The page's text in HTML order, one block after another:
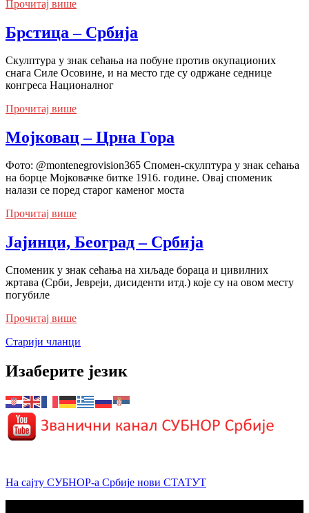
Прочитај више
Брстица – Србија
Скулптура у знак сећања на побуне против окупационих
снага Силе Осовине, и на место где су одржане седнице
конгреса Националног
Прочитај више
Мојковац – Црна Гора
Фото: @montenegrovision365 Спомен-скулптура у знак сећања
на борце Мојковачке битке 1916. године. Овај споменик
налази се поред старог каменог моста
Прочитај више
Јајинци, Београд – Србија
Споменик у знак сећања на хиљаде бораца и цивилних
жртава (Срби, Јевреји, дисиденти итд.) које су на овом месту
погубиле
Прочитај више
Кретање
чланака
Старији чланци
Изаберите језик
На сајту СУБНОР-а Србије нови СТАТУТ